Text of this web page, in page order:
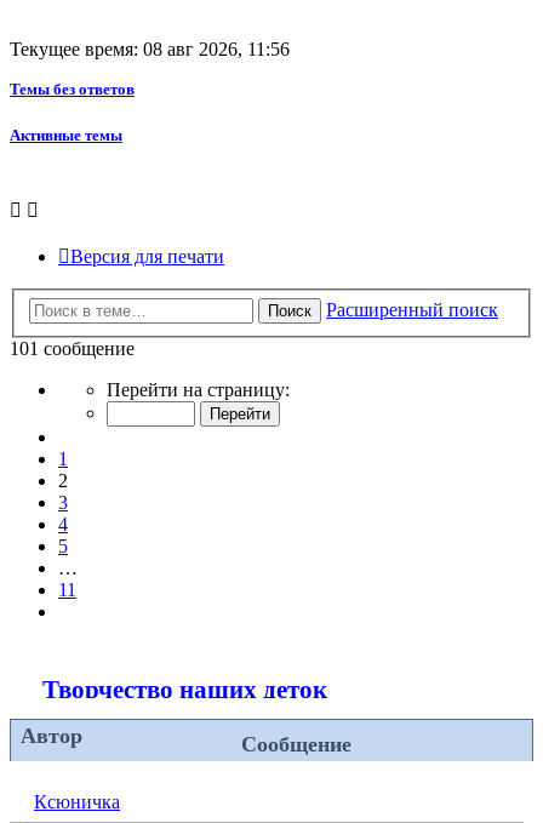
Текущее время: 08 авг 2026, 11:56
Темы без ответов
Активные темы
Версия для печати
Поиск
Расширенный поиск
101 сообщение
Страница
11
Перейти на страницу:
1
2
3
4
5
…
11
Творчество наших деток
Автор Сообщение
Ксюничка